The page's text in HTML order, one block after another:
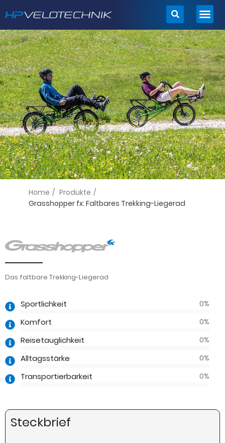
Inhalt
Home / Produkte /
Grasshopper fx: Faltbares Trekking-Liegerad
Das faltbare Trekking-Liegerad
Sportlichkeit 0%
Komfort
0%
Reisetauglichkeit
0%
Alltagsstärke
0%
Transportierbarkeit
0%
Steckbrief